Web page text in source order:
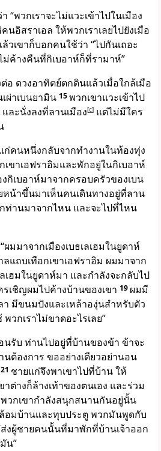
“พวกเราจะไม่แวะเข้าไปในเมือง
อิสราเอล ให้พวกเราเลยไปยังเมือ
ล้วเขาก็บอกคนใช้ว่า “ไปกันเถอะ
ม่ค้างคืนที่กิเบอาห์ก็ที่รามาห์”
อ ดวงอาทิตย์ตกดินแล้วเมื่อใกล้เมือ
ผ่าเบนยามิน 15พวกเขาแวะเข้าไป
ละนั่งลงที่ลานเมือง[c] แต่ไม่มีใคร
ก่คนหนึ่งกลับจากทำงานในท้องทุ่ง
เขาเอฟราอิมและพักอยู่ในกิเบอาห์
งกิเบอาห์มาจากครอบครัวของเบน
หน้าขึ้นมาเห็นคนเดินทางอยู่ที่ลาน
ท่านมาจากไหน และจะไปที่ไหน
มมาจากเมืองเบธเลเฮมในยูดาห์
แถบเทือกเขาเอฟราอิม ผมมาจาก
เฮมในยูดาห์มา และกำลังจะกลับไป
เชิญผมไปค้างบ้านของเขา 19 ผมมี
มีขนมปังและเหล้าองุ่นสำหรับตัว
วกเราไม่ขาดอะไรเลย”
นรับ ท่านไปอยู่ที่บ้านของข้า ข้าจะ
ต้องการ ขออย่างเดียวอย่านอน
21 ชายแก่จึงพาเขาไปที่บ้าน ให้
ต่างก็ล้างเท้าของตนเอง และร่วม
วกเขากำลังสนุกสนานกันอยู่นั้น
อมบ้านและทุบประตู พวกมันพูดกับ
ส่งผู้ชายคนนั้นที่มาพักที่บ้านเจ้าออก
น”